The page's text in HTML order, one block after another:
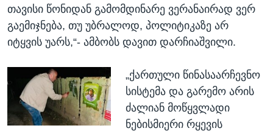
თავისი წონიდან გამომდინარე ვერანაირად ვერ
გაემიჯნება, თუ უბრალოდ, პოლიტიკაზე არ
იტყვის უარს,“- ამბობს დავით დარჩიაშვილი.
„ქართული წინასაარჩევნო
სისტემა და გარემო არის
ძალიან მოწყვლადი
ნებისმიერი რყევის